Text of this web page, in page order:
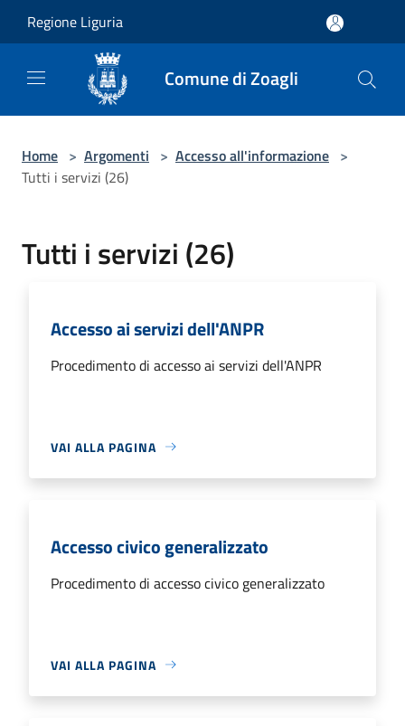
Regione Liguria
Comune di Zoagli
Home > Argomenti > Accesso all'informazione >
Tutti i servizi (26)
Tutti i servizi (26)
Accesso ai servizi dell'ANPR
Procedimento di accesso ai servizi dell'ANPR
VAI ALLA PAGINA
Accesso civico generalizzato
Procedimento di accesso civico generalizzato
VAI ALLA PAGINA